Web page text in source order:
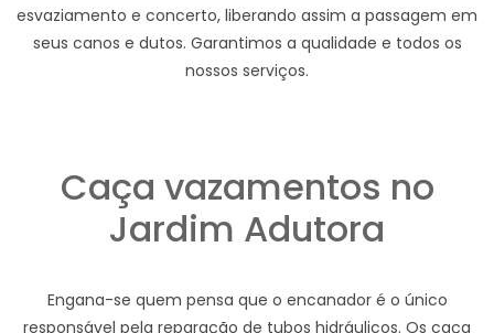
esvaziamento e concerto, liberando assim a passagem em
seus canos e dutos. Garantimos a qualidade e todos os
nossos serviços.
Caça vazamentos no
Jardim Adutora
Engana-se quem pensa que o encanador é o único
responsável pela reparação de tubos hidráulicos. Os caça